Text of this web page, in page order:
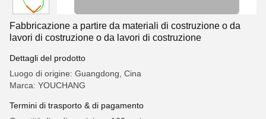
Fabbricazione a partire da materiali di costruzione o da
lavori di costruzione o da lavori di costruzione
Dettagli del prodotto
Luogo di origine: Guangdong, Cina
Marca: YOUCHANG
Termini di trasporto & di pagamento